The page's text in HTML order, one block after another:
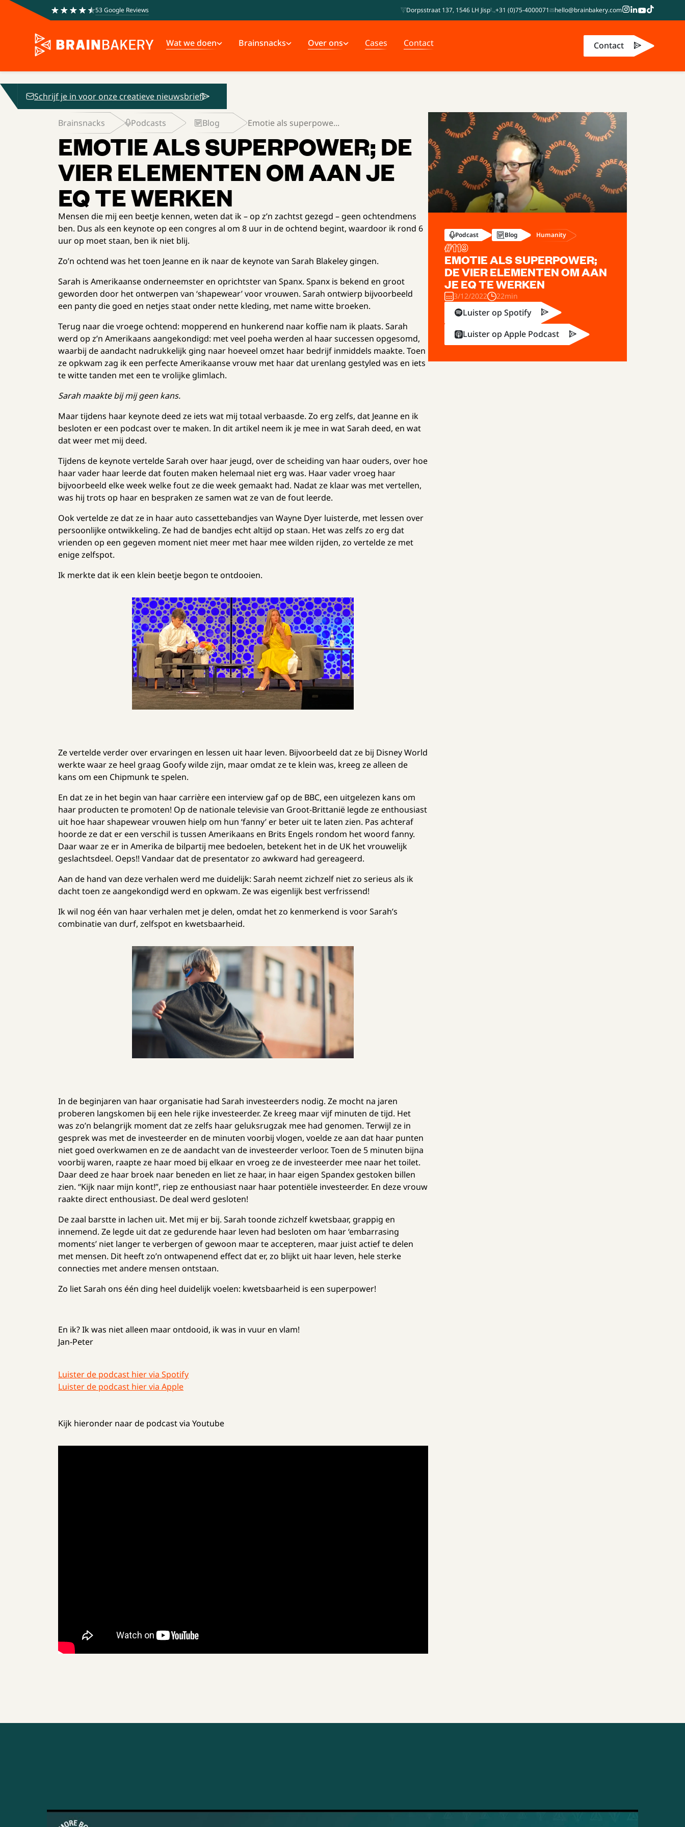
53 Google Reviews Dorpsstraat 137, 1546 LH Jisp +31 (0)75-4000071 hello@brainbakery.com
Wat we doen Brainsnacks Over ons Cases Contact Contact
Schrijf je in voor onze creatieve nieuwsbrief
Brainsnacks Podcasts Blog Emotie als superpowe...
EMOTIE ALS SUPERPOWER; DE
VIER ELEMENTEN OM AAN JE
EQ TE WERKEN
Mensen die mij een beetje kennen, weten dat ik – op z’n zachtst gezegd – geen ochtendmens
ben. Dus als een keynote op een congres al om 8 uur in de ochtend begint, waardoor ik rond 6
uur op moet staan, ben ik niet blij.
Zo’n ochtend was het toen Jeanne en ik naar de keynote van Sarah Blakeley gingen.
Sarah is Amerikaanse onderneemster en oprichtster van Spanx. Spanx is bekend en groot
geworden door het ontwerpen van ‘shapewear’ voor vrouwen. Sarah ontwierp bijvoorbeeld
een panty die goed en netjes staat onder nette kleding, met name witte broeken.
Terug naar die vroege ochtend: mopperend en hunkerend naar koffie nam ik plaats. Sarah
werd op z’n Amerikaans aangekondigd: met veel poeha werden al haar successen opgesomd,
waarbij de aandacht nadrukkelijk ging naar hoeveel omzet haar bedrijf inmiddels maakte. Toen
ze opkwam zag ik een perfecte Amerikaanse vrouw met haar dat urenlang gestyled was en iets
te witte tanden met een te vrolijke glimlach.
Sarah maakte bij mij geen kans.
Maar tijdens haar keynote deed ze iets wat mij totaal verbaasde. Zo erg zelfs, dat Jeanne en ik
besloten er een podcast over te maken. In dit artikel neem ik je mee in wat Sarah deed, en wat
dat weer met mij deed.
Tijdens de keynote vertelde Sarah over haar jeugd, over de scheiding van haar ouders, over hoe
haar vader haar leerde dat fouten maken helemaal niet erg was. Haar vader vroeg haar
bijvoorbeeld elke week welke fout ze die week gemaakt had. Nadat ze klaar was met vertellen,
was hij trots op haar en bespraken ze samen wat ze van de fout leerde.
Ook vertelde ze dat ze in haar auto cassettebandjes van Wayne Dyer luisterde, met lessen over
persoonlijke ontwikkeling. Ze had de bandjes echt altijd op staan. Het was zelfs zo erg dat
vrienden op een gegeven moment niet meer met haar mee wilden rijden, zo vertelde ze met
enige zelfspot.
Ik merkte dat ik een klein beetje begon te ontdooien.
Ze vertelde verder over ervaringen en lessen uit haar leven. Bijvoorbeeld dat ze bij Disney World
werkte waar ze heel graag Goofy wilde zijn, maar omdat ze te klein was, kreeg ze alleen de
kans om een Chipmunk te spelen.
En dat ze in het begin van haar carrière een interview gaf op de BBC, een uitgelezen kans om
haar producten te promoten! Op de nationale televisie van Groot-Brittanië legde ze enthousiast
uit hoe haar shapewear vrouwen hielp om hun ‘fanny’ er beter uit te laten zien. Pas achteraf
hoorde ze dat er een verschil is tussen Amerikaans en Brits Engels rondom het woord fanny.
Daar waar ze er in Amerika de bilpartij mee bedoelen, betekent het in de UK het vrouwelijk
geslachtsdeel. Oeps!! Vandaar dat de presentator zo awkward had gereageerd.
Aan de hand van deze verhalen werd me duidelijk: Sarah neemt zichzelf niet zo serieus als ik
dacht toen ze aangekondigd werd en opkwam. Ze was eigenlijk best verfrissend!
Ik wil nog één van haar verhalen met je delen, omdat het zo kenmerkend is voor Sarah’s
combinatie van durf, zelfspot en kwetsbaarheid.
In de beginjaren van haar organisatie had Sarah investeerders nodig. Ze mocht na jaren
proberen langskomen bij een hele rijke investeerder. Ze kreeg maar vijf minuten de tijd. Het
was zo’n belangrijk moment dat ze zelfs haar geluksrugzak mee had genomen. Terwijl ze in
gesprek was met de investeerder en de minuten voorbij vlogen, voelde ze aan dat haar punten
niet goed overkwamen en ze de aandacht van de investeerder verloor. Toen de 5 minuten bijna
voorbij waren, raapte ze haar moed bij elkaar en vroeg ze de investeerder mee naar het toilet.
Daar deed ze haar broek naar beneden en liet ze haar, in haar eigen Spandex gestoken billen
zien. “Kijk naar mijn kont!”, riep ze enthousiast naar haar potentiële investeerder. En deze vrouw
raakte direct enthousiast. De deal werd gesloten!
De zaal barstte in lachen uit. Met mij er bij. Sarah toonde zichzelf kwetsbaar, grappig en
innemend. Ze legde uit dat ze gedurende haar leven had besloten om haar ‘embarrasing
moments’ niet langer te verbergen of gewoon maar te accepteren, maar juist actief te delen
met mensen. Dit heeft zo’n ontwapenend effect dat er, zo blijkt uit haar leven, hele sterke
connecties met andere mensen ontstaan.
Zo liet Sarah ons één ding heel duidelijk voelen: kwetsbaarheid is een superpower!
En ik? Ik was niet alleen maar ontdooid, ik was in vuur en vlam!
Jan-Peter
Luister de podcast hier via Spotify
Luister de podcast hier via Apple
Kijk hieronder naar de podcast via Youtube
Podcast Blog Humanity
#119
EMOTIE ALS SUPERPOWER;
DE VIER ELEMENTEN OM AAN
JE EQ TE WERKEN
3/12/2022 22min
Luister op Spotify
Luister op Apple Podcast